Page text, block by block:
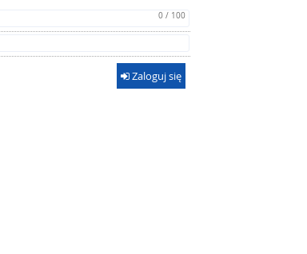
0 / 100
Zaloguj się